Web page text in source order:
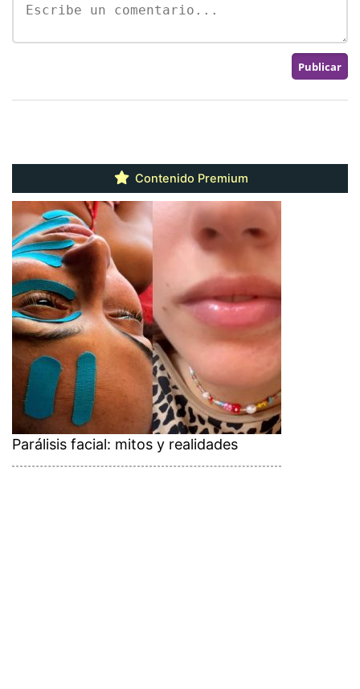
Contenido Premium
Parálisis facial: mitos y realidades